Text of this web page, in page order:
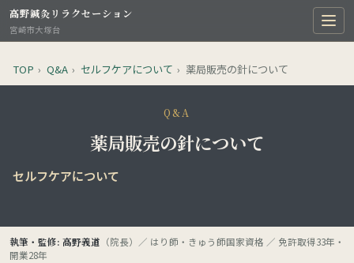
高野鍼灸リラクセーション
宮崎市大塚台
TOP › Q&A › セルフケアについて › 薬局販売の針について
Q&A
薬局販売の針について
セルフケアについて
執筆・監修: 高野義道 （院長）／ はり師・きゅう師国家資格 ／ 免許取得33年・
開業28年